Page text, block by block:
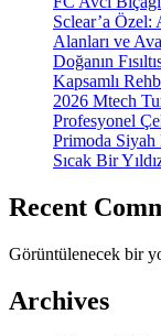
Sclear’a
Alanları ve
Doğanın
Kapsamlı
2026 Mtech
Profesyonel
Primoda Siyah
Sıcak Bir
Recent
Görüntülenecek bir
Archives